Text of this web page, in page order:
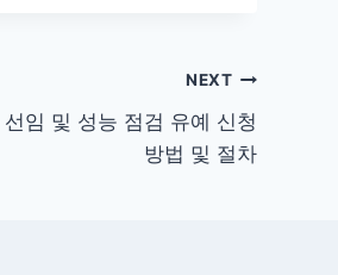
NEXT
임 및 성능 점검 유예 신청
방법 및 절차